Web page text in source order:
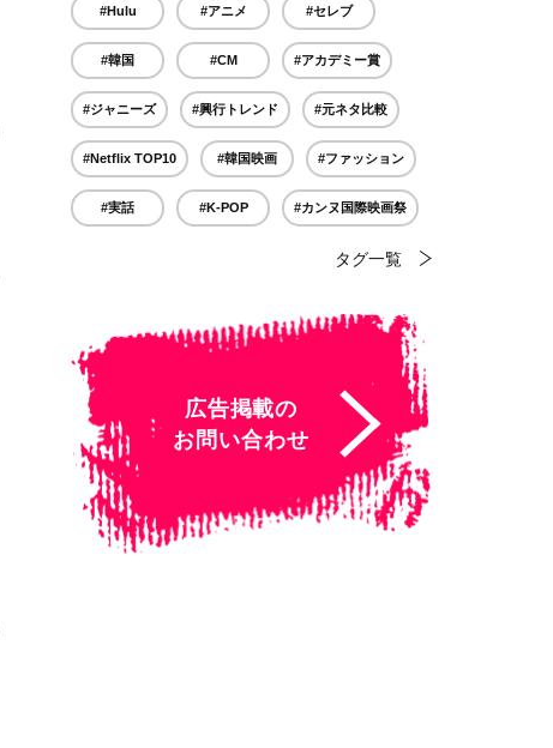
#Hulu #アニメ #セレブ
#韓国 #CM #アカデミー賞
#ジャニーズ #興行トレンド #元ネタ比較
#Netflix TOP10 #韓国映画 #ファッション
#実話 #K-POP #カンヌ国際映画祭
タグ一覧
広告掲載の
お問い合わせ